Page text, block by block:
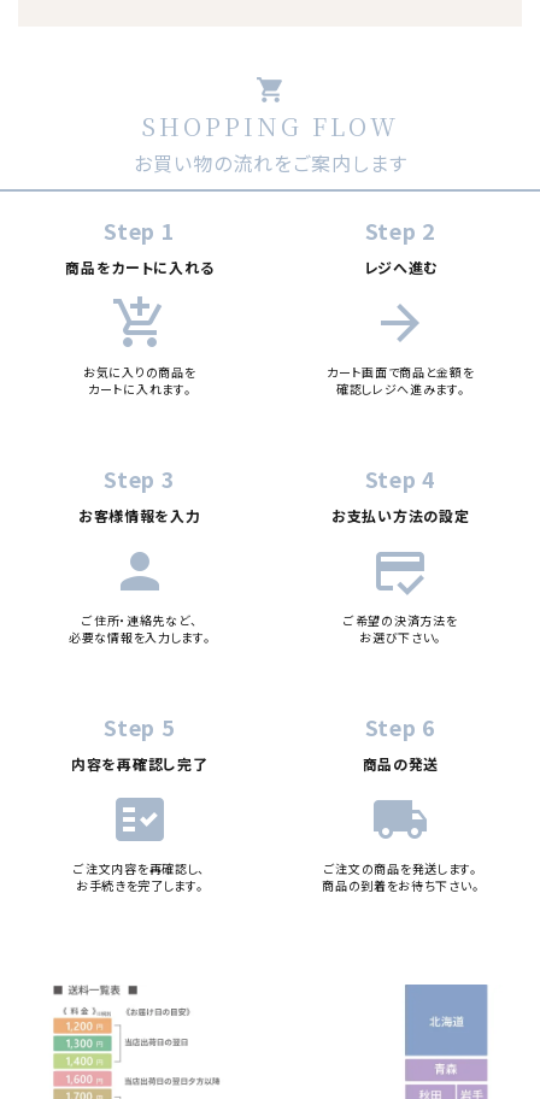
キーワード
カテゴリー
検索する
shopping_cart
SHOPPING FLOW
お買い物の流れをご案内します
Step 1
商品をカートに入れる
add_shopping_cart
お気に入りの商品を
カートに入れます。
Step 2
レジへ進む
arrow_forward
カート画面で商品と金額を
確認しレジへ進みます。
Step 3
お客様情報を入力
person
ご住所・連絡先など、
必要な情報を入力します。
Step 4
お支払い方法の設定
credit_score
ご希望の決済方法を
お選び下さい。
Step 5
内容を再確認し完了
fact_check
ご注文内容を再確認し、
お手続きを完了します。
Step 6
商品の発送
local_shipping
ご注文の商品を発送します。
商品の到着をお待ち下さい。